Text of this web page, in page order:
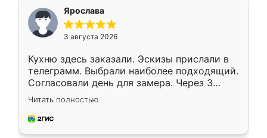
Ярослава
3 августа 2026
Кухню здесь заказали. Эскизы прислали в
телеграмм. Выбрали наиболее подходящий.
Согласовали день для замера. Через 3
недели кухня была уже готова. Остались
довольны работой. Спасибо Ренессанс
мебель за качественную работу!
Читать полностью